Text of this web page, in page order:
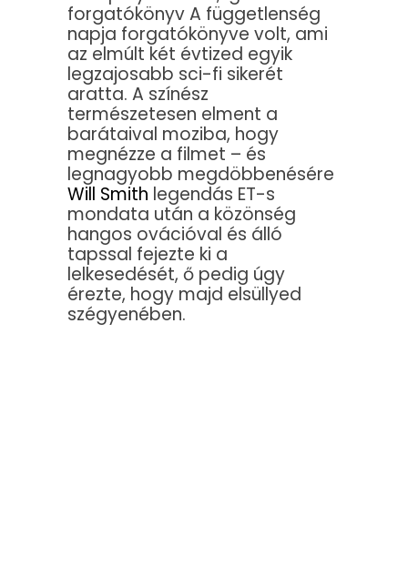
forgatókönyv A függetlenség
napja forgatókönyve volt, ami
az elmúlt két évtized egyik
legzajosabb sci-fi sikerét
aratta. A színész
természetesen elment a
barátaival moziba, hogy
megnézze a filmet – és
legnagyobb megdöbbenésére
Will Smith legendás ET-s
mondata után a közönség
hangos ovációval és álló
tapssal fejezte ki a
lelkesedését, ő pedig úgy
érezte, hogy majd elsüllyed
szégyenében.